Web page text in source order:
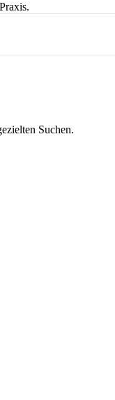
Suchen.